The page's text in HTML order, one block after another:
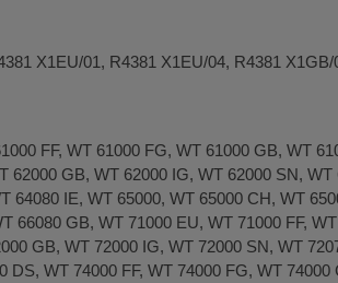
X1EU/01, R4381 X1EU/04, R4381
FF, WT 61000 FG, WT 61000 GB, WT
62000 GB, WT 62000 IG, WT 62000 SN,
64080 IE, WT 65000, WT 65000 CH, WT
66080 GB, WT 71000 EU, WT 71000 FF,
GB, WT 72000 IG, WT 72000 SN, WT
DS, WT 74000 FF, WT 74000 FG, WT